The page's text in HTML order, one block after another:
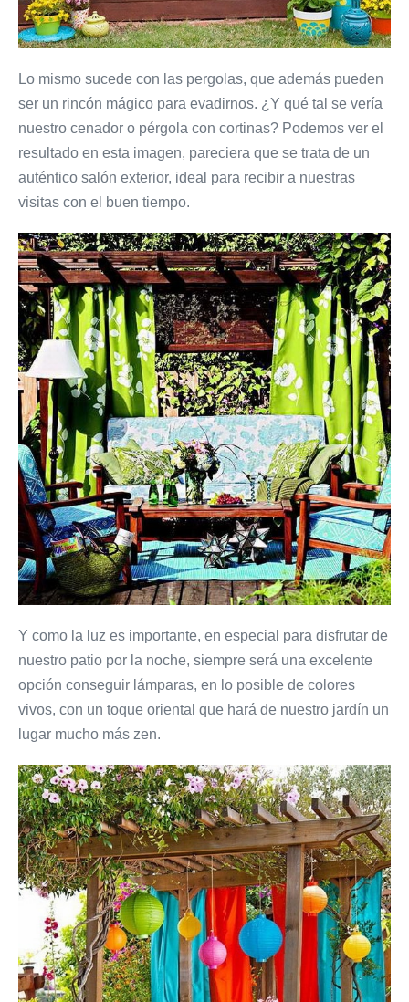
Lo mismo sucede con las pergolas, que además pueden
ser un rincón mágico para evadirnos. ¿Y qué tal se vería
nuestro cenador o pérgola con cortinas? Podemos ver el
resultado en esta imagen, pareciera que se trata de un
auténtico salón exterior, ideal para recibir a nuestras
visitas con el buen tiempo.
Y como la luz es importante, en especial para disfrutar de
nuestro patio por la noche, siempre será una excelente
opción conseguir lámparas, en lo posible de colores
vivos, con un toque oriental que hará de nuestro jardín un
lugar mucho más zen.